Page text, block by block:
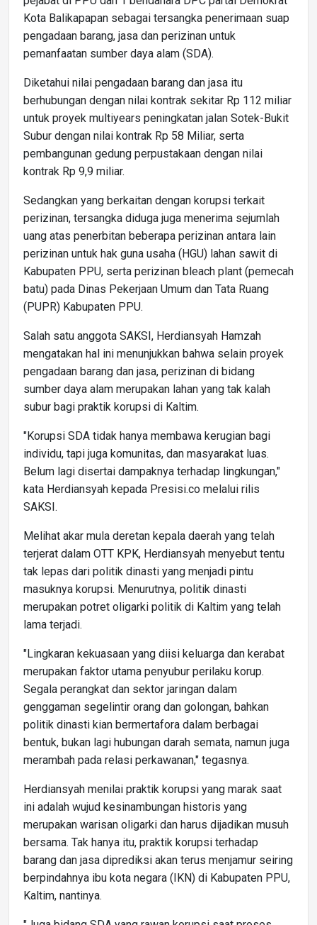
Kota Balikapapan sebagai tersangka penerimaan suap
pengadaan barang, jasa dan perizinan untuk
pemanfaatan sumber daya alam (SDA).
Diketahui nilai pengadaan barang dan jasa itu
berhubungan dengan nilai kontrak sekitar Rp 112 miliar
untuk proyek multiyears peningkatan jalan Sotek-Bukit
Subur dengan nilai kontrak Rp 58 Miliar, serta
pembangunan gedung perpustakaan dengan nilai
kontrak Rp 9,9 miliar.
Sedangkan yang berkaitan dengan korupsi terkait
perizinan, tersangka diduga juga menerima sejumlah
uang atas penerbitan beberapa perizinan antara lain
perizinan untuk hak guna usaha (HGU) lahan sawit di
Kabupaten PPU, serta perizinan bleach plant (pemecah
batu) pada Dinas Pekerjaan Umum dan Tata Ruang
(PUPR) Kabupaten PPU.
Salah satu anggota SAKSI, Herdiansyah Hamzah
mengatakan hal ini menunjukkan bahwa selain proyek
pengadaan barang dan jasa, perizinan di bidang
sumber daya alam merupakan lahan yang tak kalah
subur bagi praktik korupsi di Kaltim.
"Korupsi SDA tidak hanya membawa kerugian bagi
individu, tapi juga komunitas, dan masyarakat luas.
Belum lagi disertai dampaknya terhadap lingkungan,"
kata Herdiansyah kepada Presisi.co melalui rilis
SAKSI.
Melihat akar mula deretan kepala daerah yang telah
terjerat dalam OTT KPK, Herdiansyah menyebut tentu
tak lepas dari politik dinasti yang menjadi pintu
masuknya korupsi. Menurutnya, politik dinasti
merupakan potret oligarki politik di Kaltim yang telah
lama terjadi.
"Lingkaran kekuasaan yang diisi keluarga dan kerabat
merupakan faktor utama penyubur perilaku korup.
Segala perangkat dan sektor jaringan dalam
genggaman segelintir orang dan golongan, bahkan
politik dinasti kian bermertafora dalam berbagai
bentuk, bukan lagi hubungan darah semata, namun juga
merambah pada relasi perkawanan," tegasnya.
Herdiansyah menilai praktik korupsi yang marak saat
ini adalah wujud kesinambungan historis yang
merupakan warisan oligarki dan harus dijadikan musuh
bersama. Tak hanya itu, praktik korupsi terhadap
barang dan jasa diprediksi akan terus menjamur seiring
berpindahnya ibu kota negara (IKN) di Kabupaten PPU,
Kaltim, nantinya.